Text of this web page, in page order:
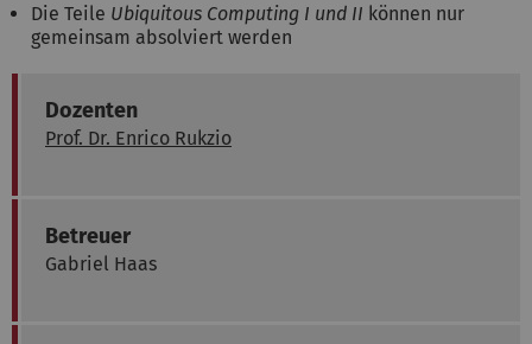
Die Teile Ubiquitous Computing I und II können nur
gemeinsam absolviert werden
Dozenten
Prof. Dr. Enrico Rukzio
Betreuer
Gabriel Haas